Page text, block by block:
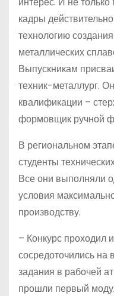
кадры
технологию
металлических
Выпускникам
техник-металлург.
квалификации –
формовщик ручной
В региональном
студенты
Все они выполняли
условия
производству.
– Конкурс проходил
сосредоточились
задания в рабочей
прошли первый